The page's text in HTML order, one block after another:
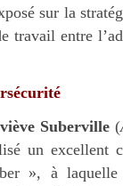
sur la
travail entre
Suberville (
un excellent
», à